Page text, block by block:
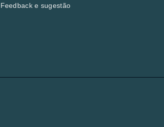
Feedback e sugestão